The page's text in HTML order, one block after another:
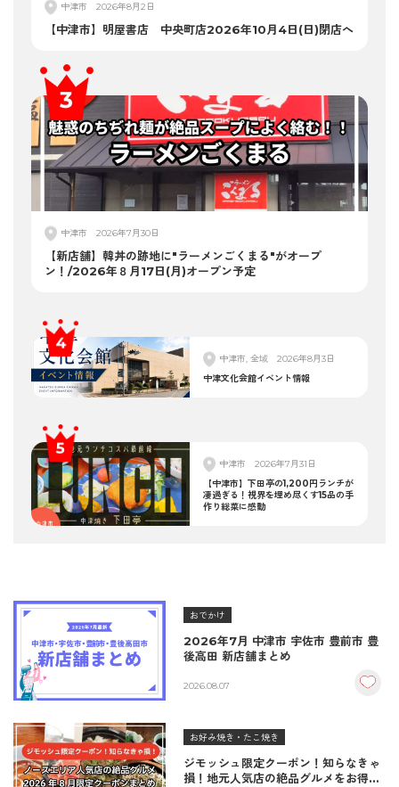
中津市 2026年8月2日
【中津市】明屋書店 中央町店2026年10月4日(日)閉店へ
中津市 2026年7月30日
【新店舗】韓丼の跡地に"ラーメンごくまる"がオープ
ン！/2026年８月17日(月)オープン予定
中津市, 全域
2026年8月3日
中津文化会館イベント情報
中津市
2026年7月31日
【中津市】下田亭の1,200円ランチが
凄過ぎる！視界を埋め尽くす15品の手
作り総菜に感動
おでかけ
2026年7月 中津市 宇佐市 豊前市 豊
後高田 新店舗まとめ
2026.08.07
お好み焼き・たこ焼き
ジモッシュ限定クーポン！知らなきゃ
損！地元人気店の絶品グルメをお得に